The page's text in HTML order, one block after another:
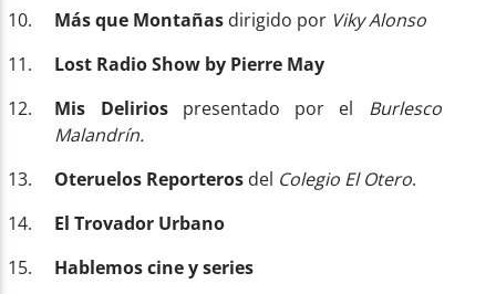
Más que Montañas dirigido por Viky Alonso
Lost Radio Show by Pierre May
Mis Deliriospresentado por el Burlesco
Malandrín.
Oteruelos Reporteros del Colegio El Otero.
El Trovador Urbano
Hablemos cine y series